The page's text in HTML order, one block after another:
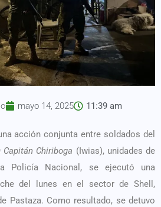
mayo 14, 2025 11:39 am
acción conjunta entre soldados del
Capitán Chiriboga (Iwias), unidades de
Policía Nacional, se ejecutó una
del lunes en el sector de Shell,
Pastaza. Como resultado, se detuvo